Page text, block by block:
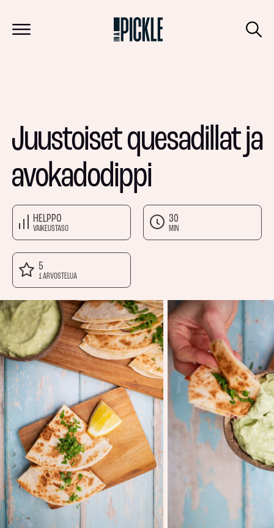
Juustoiset quesadillat ja
avokadodippi
HELPPO
VAIKEUSTASO
30
MIN
5
1 ARVOSTELUA